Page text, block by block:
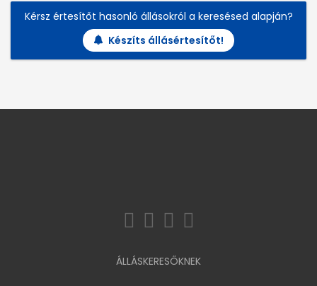
Kérsz értesítőt hasonló állásokról a keresésed alapján?
Készíts állásértesítőt!
ÁLLÁSKERESŐKNEK